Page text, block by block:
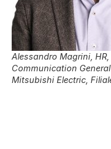
Alessandro Magrini,
Communication
Mitsubishi Electric,